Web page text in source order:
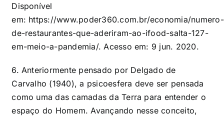
Disponível
em: https://www.poder360.com.br/economia/numero-
de-restaurantes-que-aderiram-ao-ifood-salta-127-
em-meio-a-pandemia/. Acesso em: 9 jun. 2020.
6. Anteriormente pensado por Delgado de
Carvalho (1940), a psicoesfera deve ser pensada
como uma das camadas da Terra para entender o
espaço do Homem. Avançando nesse conceito,